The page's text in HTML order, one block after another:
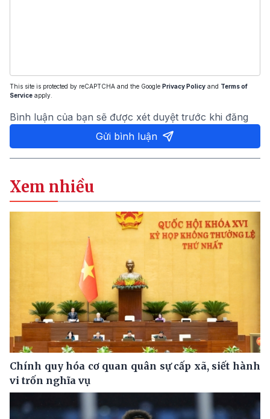
This site is protected by reCAPTCHA and the Google Privacy Policy and Terms of
Service apply.
Bình luận của bạn sẽ được xét duyệt trước khi đăng
Gửi bình luận
Xem nhiều
Chính quy hóa cơ quan quân sự cấp xã, siết hành
vi trốn nghĩa vụ